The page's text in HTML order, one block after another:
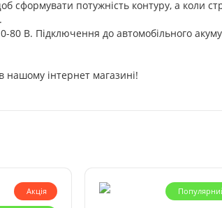
сформувати потужність контуру, а коли
80 В. Підключення до автомобільного
нашому інтернет магазині!
Акція